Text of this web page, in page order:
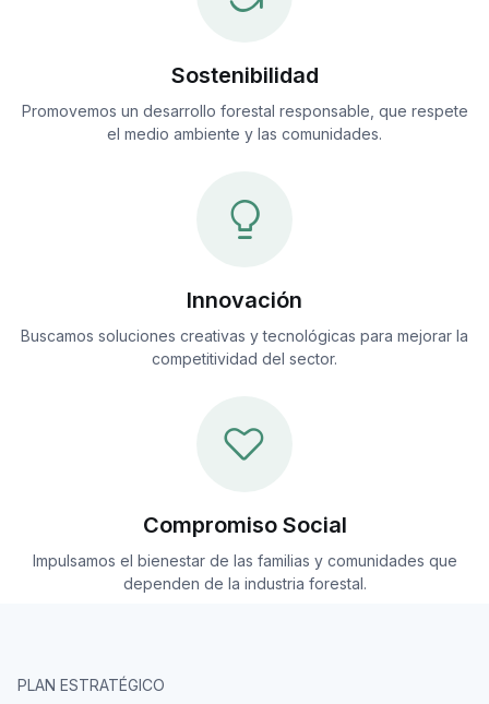
Sostenibilidad
Promovemos un desarrollo forestal responsable, que respete
el medio ambiente y las comunidades.
Innovación
Buscamos soluciones creativas y tecnológicas para mejorar la
competitividad del sector.
Compromiso Social
Impulsamos el bienestar de las familias y comunidades que
dependen de la industria forestal.
PLAN ESTRATÉGICO